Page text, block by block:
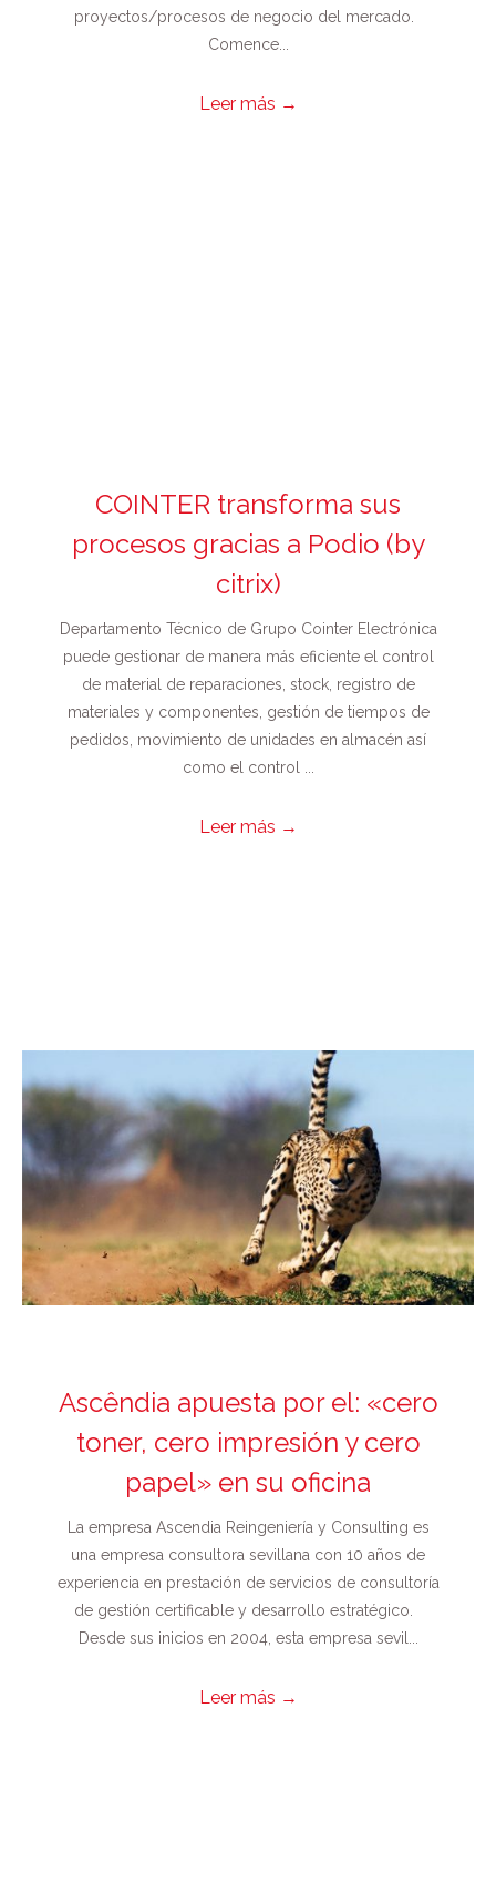
proyectos/procesos de negocio del mercado.
Comence...
Leer más →
COINTER transforma sus
procesos gracias a Podio (by
citrix)
Departamento Técnico de Grupo Cointer Electrónica
puede gestionar de manera más eficiente el control
de material de reparaciones, stock, registro de
materiales y componentes, gestión de tiempos de
pedidos, movimiento de unidades en almacén así
como el control ...
Leer más →
Ascêndia apuesta por el: «cero
toner, cero impresión y cero
papel» en su oficina
La empresa Ascendia Reingeniería y Consulting es
una empresa consultora sevillana con 10 años de
experiencia en prestación de servicios de consultoría
de gestión certificable y desarrollo estratégico.
Desde sus inicios en 2004, esta empresa sevil...
Leer más →